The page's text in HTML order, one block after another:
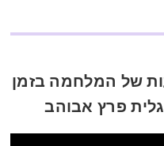
של המלחמה בזמן
פרץ אבוהב